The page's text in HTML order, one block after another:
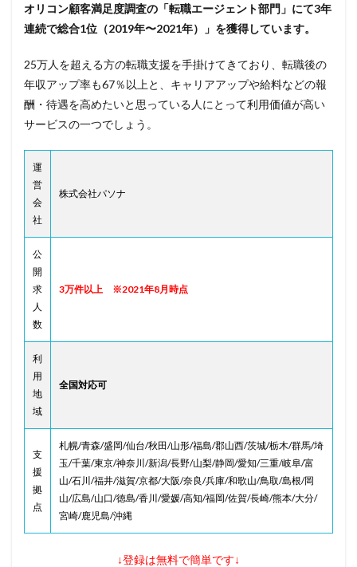
オリコン顧客満足度調査の「転職エージェント部門」にて3年
連続で総合1位（2019年〜2021年）」を獲得しています。
25万人を超える方の転職支援を手掛けてきており、転職後の
年収アップ率も67％以上と、キャリアアップや給料などの報
酬・待遇を高めたいと思っている人にとって利用価値が高い
サービスの一つでしょう。
運
営
会
社
株式会社パソナ
公
開
求
人
数
3万件以上 ※2021年8月時点
利
用
地
域
全国対応可
支
援
拠
点
札幌/青森/盛岡/仙台/秋田/山形/福島/郡山西/茨城/栃木/群馬/埼
玉/千葉/東京/神奈川/新潟/長野/山梨/静岡/愛知/三重/岐阜/富
山/石川/福井/滋賀/京都/大阪/奈良/兵庫/和歌山/鳥取/島根/岡
山/広島/山口/徳島/香川/愛媛/高知/福岡/佐賀/長崎/熊本/大分/
宮崎/鹿児島/沖縄
↓登録は無料で簡単です↓